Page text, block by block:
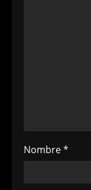
n
Nombre*